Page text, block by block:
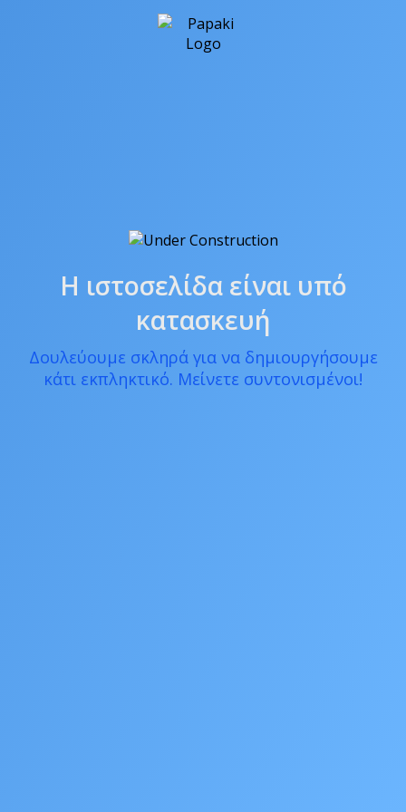
Η ιστοσελίδα είναι υπό
κατασκευή
Δουλεύουμε σκληρά για να δημιουργήσουμε
κάτι εκπληκτικό. Μείνετε συντονισμένοι!